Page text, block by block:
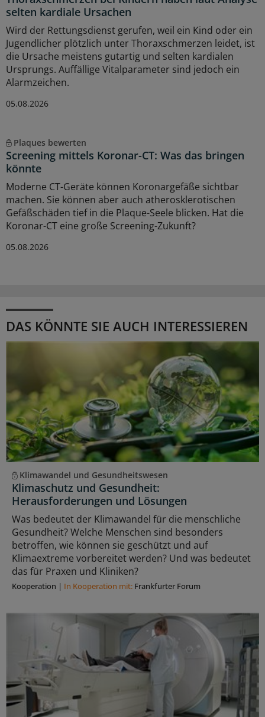
selten kardiale Ursachen
Wird der Rettungsdienst gerufen, weil ein Kind oder ein
Jugendlicher plötzlich unter Thoraxschmerzen leidet, ist
die Ursache meistens gutartig und selten kardialen
Ursprungs. Auffällige Vitalparameter sind jedoch ein
Alarmzeichen.
05.08.2026
Plaques bewerten
Screening mittels Koronar-CT: Was das bringen
könnte
Moderne CT-Geräte können Koronargefäße sichtbar
machen. Sie können aber auch atherosklerotischen
Gefäßschäden tief in die Plaque-Seele blicken. Hat die
Koronar-CT eine große Screening-Zukunft?
05.08.2026
DAS KÖNNTE SIE AUCH INTERESSIEREN
Klimawandel und Gesundheitswesen
Klimaschutz und Gesundheit:
Herausforderungen und Lösungen
Was bedeutet der Klimawandel für die menschliche
Gesundheit? Welche Menschen sind besonders
betroffen, wie können sie geschützt und auf
Klimaextreme vorbereitet werden? Und was bedeutet
das für Praxen und Kliniken?
Kooperation | In Kooperation mit: Frankfurter Forum